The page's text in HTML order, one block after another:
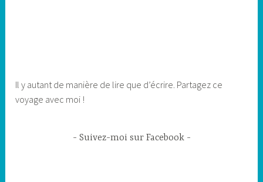
Il y autant de manière de lire que d’écrire. Partagez ce
voyage avec moi !
Suivez-moi sur Facebook